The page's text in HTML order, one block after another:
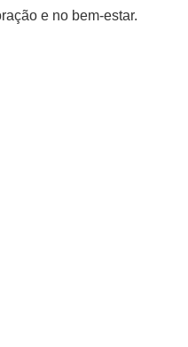
e no bem-estar.